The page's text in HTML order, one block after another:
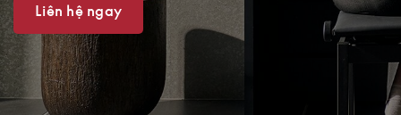
Liên hệ ngay